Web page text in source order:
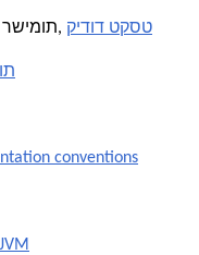
איתור קידוד טקסט
conventions